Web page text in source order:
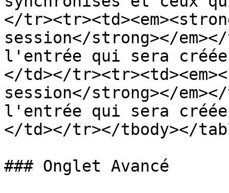
</
session</strong></
l'entrée qui sera
</td></
session</strong></
l'entrée qui sera
</td></tr></tbody></
### Onglet Avancé